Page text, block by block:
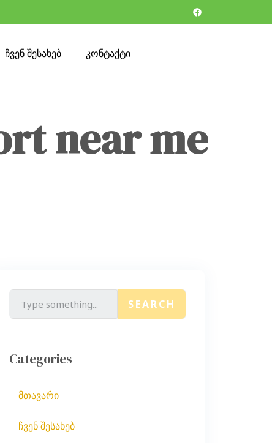
ჩვენ შესახებ კონტაქტი
near me
SEARCH
Categories
მთავარი
ჩვენ შესახებ